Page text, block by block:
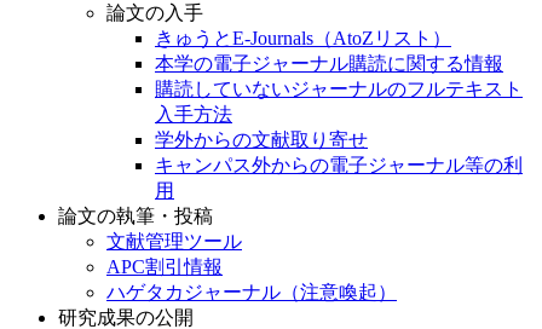
論文の入手
きゅうとE-Journals（AtoZリスト）
本学の電子ジャーナル購読に関する情報
購読していないジャーナルのフルテキスト
入手方法
学外からの文献取り寄せ
キャンパス外からの電子ジャーナル等の利
用
論文の執筆・投稿
文献管理ツール
APC割引情報
ハゲタカジャーナル（注意喚起）
研究成果の公開